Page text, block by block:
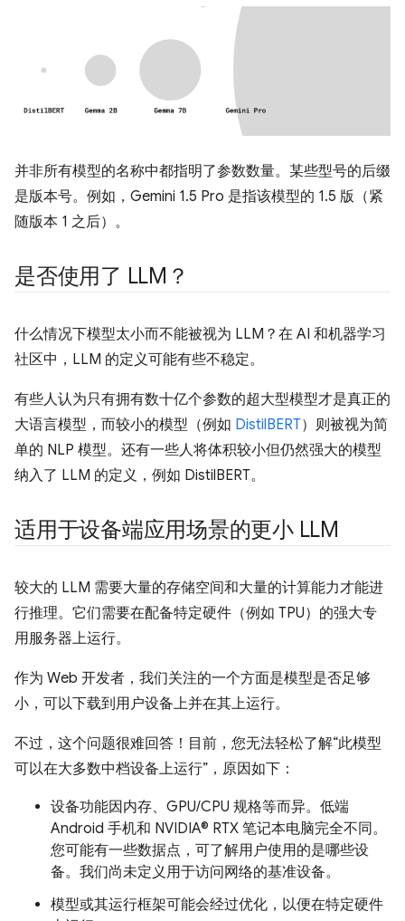
并非所有模型的名称中都指明了参数数量。某些型号的后缀
是版本号。例如，Gemini 1.5 Pro 是指该模型的 1.5 版（紧
随版本 1 之后）。
是否使用了 LLM？
什么情况下模型太小而不能被视为 LLM？在 AI 和机器学习
社区中，LLM 的定义可能有些不稳定。
有些人认为只有拥有数十亿个参数的超大型模型才是真正的
大语言模型，而较小的模型（例如 DistilBERT）则被视为简
单的 NLP 模型。还有一些人将体积较小但仍然强大的模型
纳入了 LLM 的定义，例如 DistilBERT。
适用于设备端应用场景的更小 LLM
较大的 LLM 需要大量的存储空间和大量的计算能力才能进
行推理。它们需要在配备特定硬件（例如 TPU）的强大专
用服务器上运行。
作为 Web 开发者，我们关注的一个方面是模型是否足够
小，可以下载到用户设备上并在其上运行。
不过，这个问题很难回答！目前，您无法轻松了解“此模型
可以在大多数中档设备上运行”，原因如下：
设备功能因内存、GPU/CPU 规格等而异。低端
Android 手机和 NVIDIA® RTX 笔记本电脑完全不同。
您可能有一些数据点，可了解用户使用的是哪些设
备。我们尚未定义用于访问网络的基准设备。
模型或其运行框架可能会经过优化，以便在特定硬件